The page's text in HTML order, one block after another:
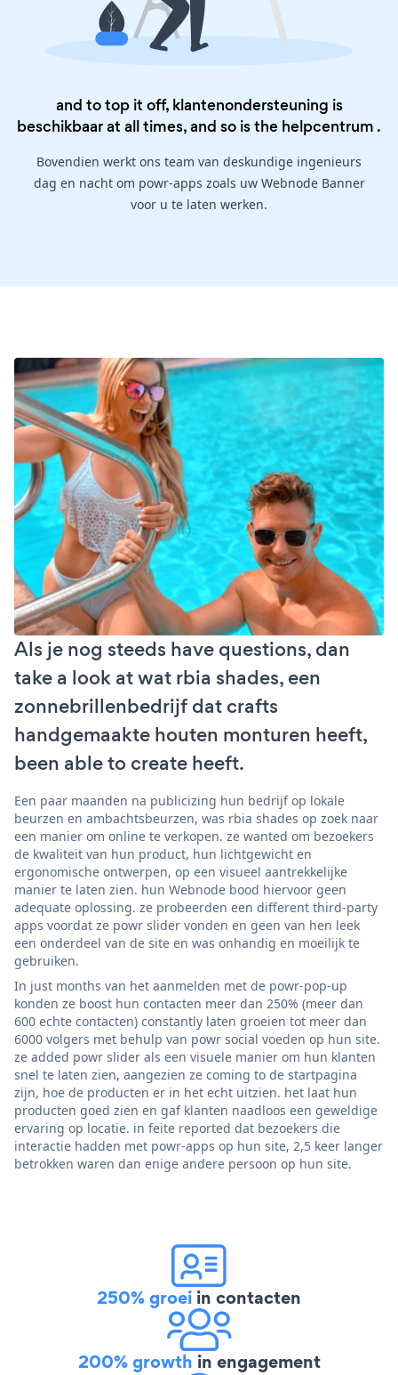
and to top it off, klantenondersteuning is
beschikbaar at all times, and so is the helpcentrum .
Bovendien werkt ons team van deskundige ingenieurs
dag en nacht om powr-apps zoals uw Webnode Banner
voor u te laten werken.
Als je nog steeds have questions, dan
take a look at wat rbia shades, een
zonnebrillenbedrijf dat crafts
handgemaakte houten monturen heeft,
been able to create heeft.
Een paar maanden na publicizing hun bedrijf op lokale
beurzen en ambachtsbeurzen, was rbia shades op zoek naar
een manier om online te verkopen. ze wanted om bezoekers
de kwaliteit van hun product, hun lichtgewicht en
ergonomische ontwerpen, op een visueel aantrekkelijke
manier te laten zien. hun Webnode bood hiervoor geen
adequate oplossing. ze probeerden een different third-party
apps voordat ze powr slider vonden en geen van hen leek
een onderdeel van de site en was onhandig en moeilijk te
gebruiken.
In just months van het aanmelden met de powr-pop-up
konden ze boost hun contacten meer dan 250% (meer dan
600 echte contacten) constantly laten groeien tot meer dan
6000 volgers met behulp van powr social voeden op hun site.
ze added powr slider als een visuele manier om hun klanten
snel te laten zien, aangezien ze coming to de startpagina
zijn, hoe de producten er in het echt uitzien. het laat hun
producten goed zien en gaf klanten naadloos een geweldige
ervaring op locatie. in feite reported dat bezoekers die
interactie hadden met powr-apps op hun site, 2,5 keer langer
betrokken waren dan enige andere persoon op hun site.
250% groei in contacten
200% growth in engagement